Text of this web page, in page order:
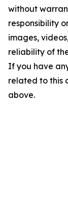
without
responsibility
images,
reliability of
If you have
related to this
above.